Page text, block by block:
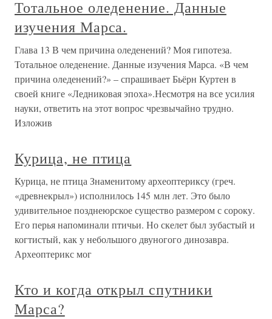
Тотальное оледенение. Данные
изучения Марса.
Глава 13 В чем причина оледенений? Моя гипотеза.
Тотальное оледенение. Данные изучения Марса. «В чем
причина оледенений?» – спрашивает Бьёрн Куртен в
своей книге «Ледниковая эпоха».Несмотря на все усилия
науки, ответить на этот вопрос чрезвычайно трудно.
Изложив
Курица, не птица
Курица, не птица Знаменитому археоптериксу (греч.
«древнекрыл») исполнилось 145 млн лет. Это было
удивительное позднеюрское существо размером с сороку.
Его перья напоминали птичьи. Но скелет был зубастый и
когтистый, как у небольшого двуногого динозавра.
Археоптерикс мог
Кто и когда открыл спутники
Марса?